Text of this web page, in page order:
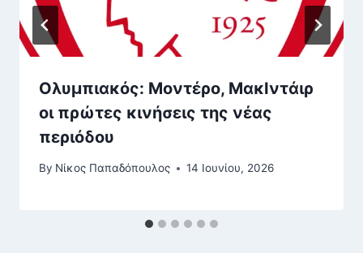
Ολυμπιακός: Μοντέρο, ΜακΙντάιρ
οι πρώτες κινήσεις της νέας
περιόδου
By Νίκος Παπαδόπουλος 14 Ιουνίου, 2026